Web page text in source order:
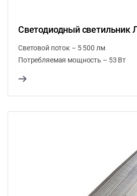
Светодиодный светильник
Световой поток – 5 500 лм
Потребляемая мощность – 53 Вт